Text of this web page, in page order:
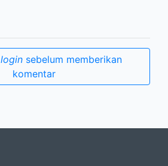
loginsebelum memberikan
komentar